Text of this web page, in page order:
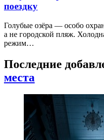
поездку
Голубые озёра — особо
а не городской пляж.
режим…
Последние
места